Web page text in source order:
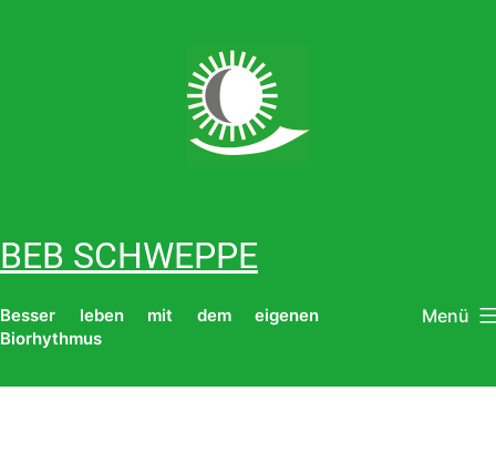
BEB SCHWEPPE
Besser leben mit dem eigenen
Biorhythmus
Menü